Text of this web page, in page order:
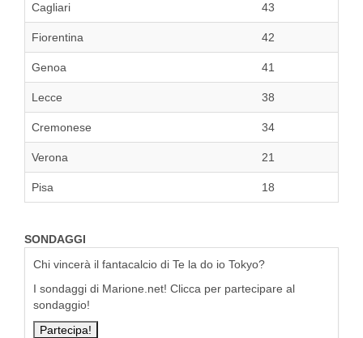
Cagliari 43
Fiorentina 42
Genoa 41
Lecce 38
Cremonese 34
Verona 21
Pisa 18
SONDAGGI
Chi vincerà il fantacalcio di Te la do io Tokyo?
I sondaggi di Marione.net! Clicca per partecipare al
sondaggio!